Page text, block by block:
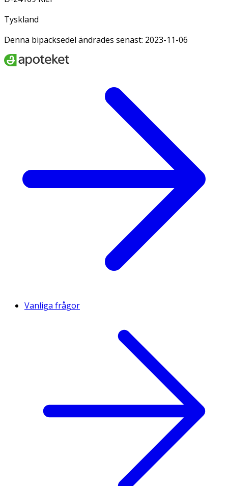
Tyskland
Denna bipacksedel ändrades senast: 2023-11-06
Vanliga frågor